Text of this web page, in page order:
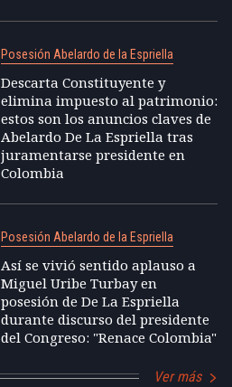
Posesión Abelardo de la Espriella
Descarta Constituyente y
elimina impuesto al patrimonio:
estos son los anuncios claves de
Abelardo De La Espriella tras
juramentarse presidente en
Colombia
Posesión Abelardo de la Espriella
Así se vivió sentido aplauso a
Miguel Uribe Turbay en
posesión de De La Espriella
durante discurso del presidente
del Congreso: "Renace Colombia"
Ver más